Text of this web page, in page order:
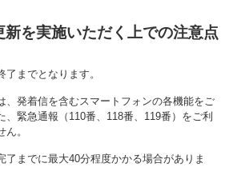
を実施いただく上での注意点
までとなります。
、発着信を含むスマートフォンの各機能をご
、緊急通報（110番、118番、119番）をご利
。
了までに最大40分程度かかる場合がありま